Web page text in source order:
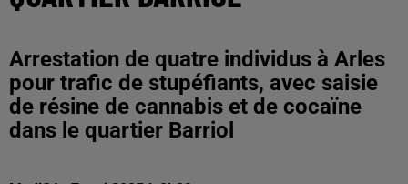
Arrestation de quatre individus à Arles
pour trafic de stupéfiants, avec saisie
de résine de cannabis et de cocaïne
dans le quartier Barriol